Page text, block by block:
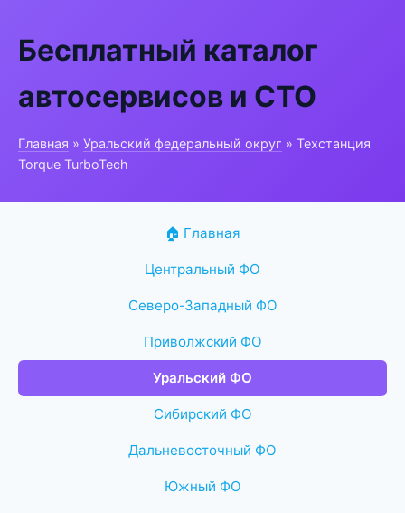
Бесплатный каталог
автосервисов и СТО
Главная » Уральский федеральный округ » Техстанция
Torque TurboTech
🏠 Главная
Центральный ФО
Северо-Западный ФО
Приволжский ФО
Уральский ФО
Сибирский ФО
Дальневосточный ФО
Южный ФО